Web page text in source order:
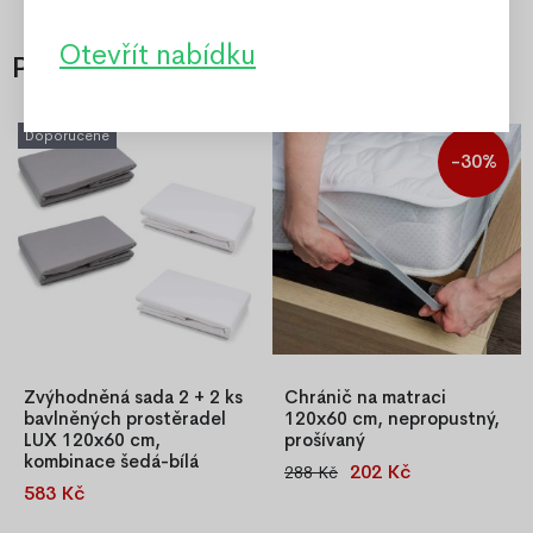
Příslušenství
Doporučené
Zvýhodněná sada 2 + 2 ks
bavlněných prostěradel
LUX 120x60 cm,
kombinace šedá-bílá
Sada 2+2 ks bavlněných
583 Kč
-30%
Chránič na matraci
120x60 cm, nepropustný,
prošívaný
Prošívaný nepropustný chránič
288 Kč 202 Kč
Otevřít nabídku